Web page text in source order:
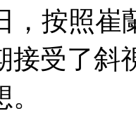
，按照崔
接受了斜